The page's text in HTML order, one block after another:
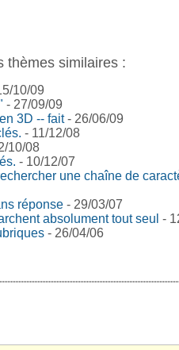
thèmes similaires :
10/09
- 27/09/09
3D -- fait- 26/06/09
- 11/12/08
10/08
- 10/12/07
une chaîne de
réponse - 29/03/07
absolument tout seul -
- 26/04/06